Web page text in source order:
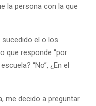
la persona con la que
sucedido el o los
que responde “por
“No”, ¿En el
me decido a preguntar